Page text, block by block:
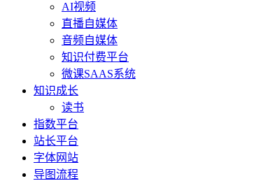
AI视频
直播自媒体
音频自媒体
知识付费平台
微课SAAS系统
知识成长
读书
指数平台
站长平台
字体网站
导图流程